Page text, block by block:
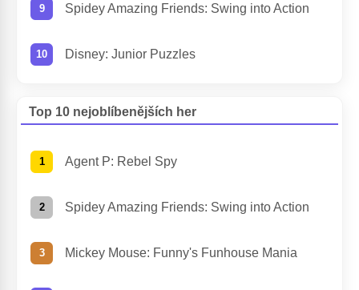
Spidey Amazing Friends: Swing into Action
Disney: Junior Puzzles
Top 10 nejoblíbenějších her
Agent P: Rebel Spy
Spidey Amazing Friends: Swing into Action
Mickey Mouse: Funny's Funhouse Mania